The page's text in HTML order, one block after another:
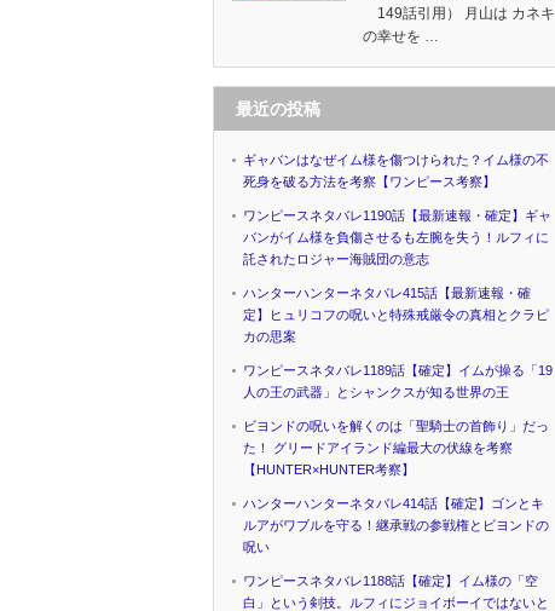
149話引用） 月山は カネキ
の幸せを …
最近の投稿
ギャバンはなぜイム様を傷つけられた？イム様の不
死身を破る方法を考察【ワンピース考察】
ワンピースネタバレ1190話【最新速報・確定】ギャ
バンがイム様を負傷させるも左腕を失う！ルフィに
託されたロジャー海賊団の意志
ハンターハンターネタバレ415話【最新速報・確
定】ヒュリコフの呪いと特殊戒厳令の真相とクラピ
カの思案
ワンピースネタバレ1189話【確定】イムが操る「19
人の王の武器」とシャンクスが知る世界の王
ビヨンドの呪いを解くのは「聖騎士の首飾り」だっ
た！ グリードアイランド編最大の伏線を考察
【HUNTER×HUNTER考察】
ハンターハンターネタバレ414話【確定】ゴンとキ
ルアがワブルを守る！継承戦の参戦権とビヨンドの
呪い
ワンピースネタバレ1188話【確定】イム様の「空
白」という剣技。ルフィにジョイボーイではないと